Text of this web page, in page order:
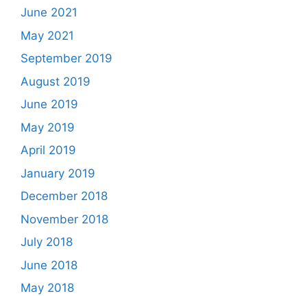
June 2021
May 2021
September 2019
August 2019
June 2019
May 2019
April 2019
January 2019
December 2018
November 2018
July 2018
June 2018
May 2018